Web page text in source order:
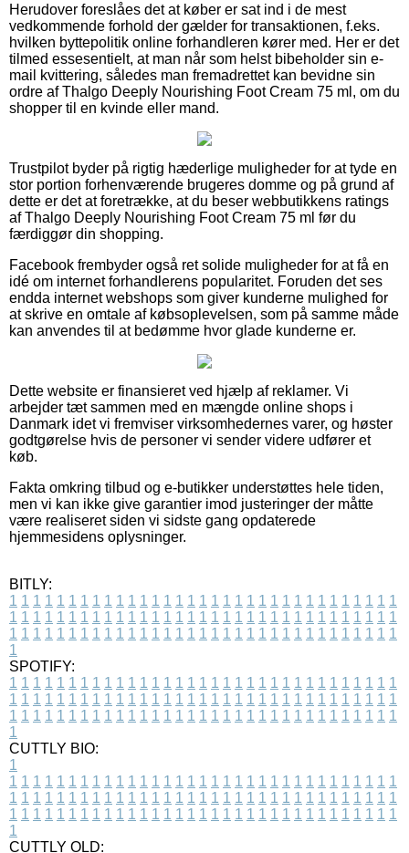
Herudover foreslåes det at køber er sat ind i de mest
vedkommende forhold der gælder for transaktionen, f.eks.
hvilken byttepolitik online forhandleren kører med. Her er det
tilmed essesentielt, at man når som helst bibeholder sin e-
mail kvittering, således man fremadrettet kan bevidne sin
ordre af Thalgo Deeply Nourishing Foot Cream 75 ml, om du
shopper til en kvinde eller mand.
Trustpilot byder på rigtig hæderlige muligheder for at tyde en
stor portion forhenværende brugeres domme og på grund af
dette er det at foretrække, at du beser webbutikkens ratings
af Thalgo Deeply Nourishing Foot Cream 75 ml før du
færdiggør din shopping.
Facebook frembyder også ret solide muligheder for at få en
idé om internet forhandlerens popularitet. Foruden det ses
endda internet webshops som giver kunderne mulighed for
at skrive en omtale af købsoplevelsen, som på samme måde
kan anvendes til at bedømme hvor glade kunderne er.
Dette website er finansieret ved hjælp af reklamer. Vi
arbejder tæt sammen med en mængde online shops i
Danmark idet vi fremviser virksomhedernes varer, og høster
godtgørelse hvis de personer vi sender videre udfører et
køb.
Fakta omkring tilbud og e-butikker understøttes hele tiden,
men vi kan ikke give garantier imod justeringer der måtte
være realiseret siden vi sidste gang opdaterede
hjemmesidens oplysninger.
BITLY:
1 1 1 1 1 1 1 1 1 1 1 1 1 1 1 1 1 1 1 1 1 1 1 1 1 1 1 1 1 1 1 1 1
1 1 1 1 1 1 1 1 1 1 1 1 1 1 1 1 1 1 1 1 1 1 1 1 1 1 1 1 1 1 1 1 1
1 1 1 1 1 1 1 1 1 1 1 1 1 1 1 1 1 1 1 1 1 1 1 1 1 1 1 1 1 1 1 1 1
1
SPOTIFY:
1 1 1 1 1 1 1 1 1 1 1 1 1 1 1 1 1 1 1 1 1 1 1 1 1 1 1 1 1 1 1 1 1
1 1 1 1 1 1 1 1 1 1 1 1 1 1 1 1 1 1 1 1 1 1 1 1 1 1 1 1 1 1 1 1 1
1 1 1 1 1 1 1 1 1 1 1 1 1 1 1 1 1 1 1 1 1 1 1 1 1 1 1 1 1 1 1 1 1
1
CUTTLY BIO:
1
1 1 1 1 1 1 1 1 1 1 1 1 1 1 1 1 1 1 1 1 1 1 1 1 1 1 1 1 1 1 1 1 1
1 1 1 1 1 1 1 1 1 1 1 1 1 1 1 1 1 1 1 1 1 1 1 1 1 1 1 1 1 1 1 1 1
1 1 1 1 1 1 1 1 1 1 1 1 1 1 1 1 1 1 1 1 1 1 1 1 1 1 1 1 1 1 1 1 1
1
CUTTLY OLD: